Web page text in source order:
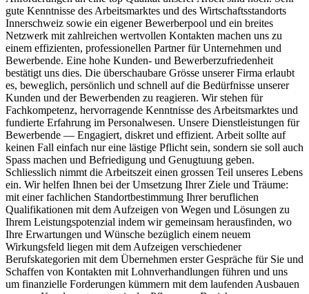
gute Kenntnisse des Arbeitsmarktes und des Wirtschaftsstandorts
Innerschweiz sowie ein eigener Bewerberpool und ein breites
Netzwerk mit zahlreichen wertvollen Kontakten machen uns zu
einem effizienten, professionellen Partner für Unternehmen und
Bewerbende. Eine hohe Kunden- und Bewerberzufriedenheit
bestätigt uns dies. Die überschaubare Grösse unserer Firma erlaubt
es, beweglich, persönlich und schnell auf die Bedürfnisse unserer
Kunden und der Bewerbenden zu reagieren. Wir stehen für
Fachkompetenz, hervorragende Kenntnisse des Arbeitsmarktes und
fundierte Erfahrung im Personalwesen. Unsere Dienstleistungen für
Bewerbende — Engagiert, diskret und effizient. Arbeit sollte auf
keinen Fall einfach nur eine lästige Pflicht sein, sondern sie soll auch
Spass machen und Befriedigung und Genugtuung geben.
Schliesslich nimmt die Arbeitszeit einen grossen Teil unseres Lebens
ein. Wir helfen Ihnen bei der Umsetzung Ihrer Ziele und Träume:
mit einer fachlichen Standortbestimmung Ihrer beruflichen
Qualifikationen mit dem Aufzeigen von Wegen und Lösungen zu
Ihrem Leistungspotenzial indem wir gemeinsam herausfinden, wo
Ihre Erwartungen und Wünsche bezüglich einem neuem
Wirkungsfeld liegen mit dem Aufzeigen verschiedener
Berufskategorien mit dem Übernehmen erster Gespräche für Sie und
Schaffen von Kontakten mit Lohnverhandlungen führen und uns
um finanzielle Forderungen kümmern mit dem laufenden Ausbauen